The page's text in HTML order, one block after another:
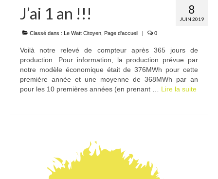
8
JUIN 2019
J’ai 1 an !!!
Classé dans : Le Watt Citoyen Page d'accueil | 0
Voilà notre relevé de compteur après 365 jours de
production. Pour information, la production prévue par
notre modèle économique était de 376MWh pour cette
première année et une moyenne de 368MWh par an
pour les 10 premières années (en prenant … Lire la suite­­